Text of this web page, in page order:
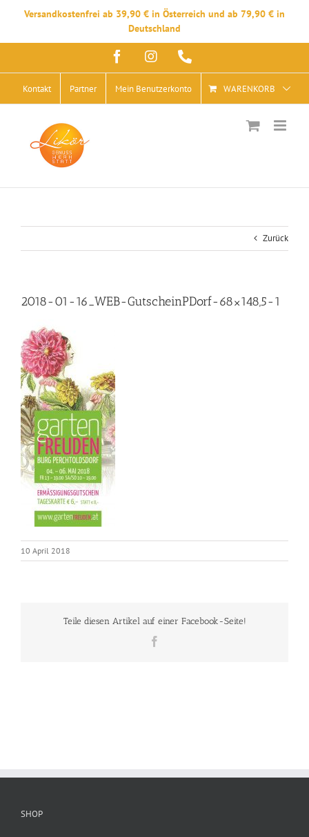
Versandkostenfrei ab 39,90 € in Österreich und ab 79,90 € in
Deutschland
springen
FacebookInstagram
Kontakt Partner Mein Benutzerkonto WARENKORB
Zurück
2018-01-16_WEB-GutscheinPDorf-68×148,5-1
10 April 2018
Teile diesen Artikel auf einer Facebook-Seite!
SHOP